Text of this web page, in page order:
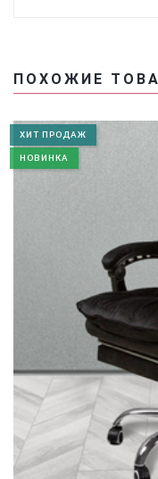
Добавить отзыв
Ваш отзыв о товаре
Общий комментарий
Ваше имя
ПОХОЖИЕ
ХИТ ПРОДАЖ
НОВИНКА